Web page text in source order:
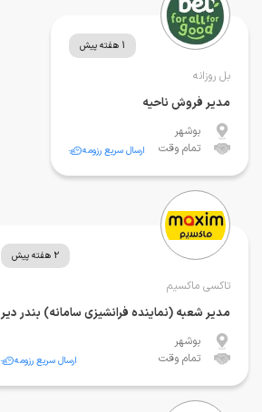
1 هفته پیش
بل روزانه
مدیر فروش ناحیه
بوشهر
تمام وقت
ارسال سریع رزومه
2 هفته پیش
تاکسی ماکسیم
مدیر شعبه (نماینده فرانشیزی سامانه) بندر دیر
بوشهر
تمام وقت
ارسال سریع رزومه